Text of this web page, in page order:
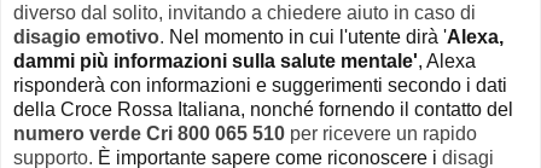
diverso dal solito, invitando a chiedere aiuto in caso di
disagio emotivo. Nel momento in cui l'utente dirà 'Alexa,
dammi più informazioni sulla salute mentale', Alexa
risponderà con informazioni e suggerimenti secondo i dati
della Croce Rossa Italiana, nonché fornendo il contatto del
numero verde Cri 800 065 510 per ricevere un rapido
supporto. È importante sapere come riconoscere i disagi